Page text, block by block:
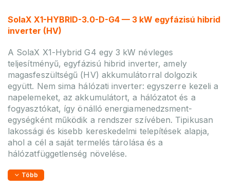
SolaX X1-HYBRID-3.0-D-G4 — 3 kW egyfázisú hibrid
inverter (HV)
A SolaX X1-Hybrid G4 egy 3 kW névleges
teljesítményű, egyfázisú hibrid inverter, amely
magasfeszültségű (HV) akkumulátorral dolgozik
együtt. Nem sima hálózati inverter: egyszerre kezeli a
napelemeket, az akkumulátort, a hálózatot és a
fogyasztókat, így önálló energiamenedzsment-
egységként működik a rendszer szívében. Tipikusan
lakossági és kisebb kereskedelmi telepítések alapja,
ahol a cél a saját termelés tárolása és a
hálózatfüggetlenség növelése.
Több